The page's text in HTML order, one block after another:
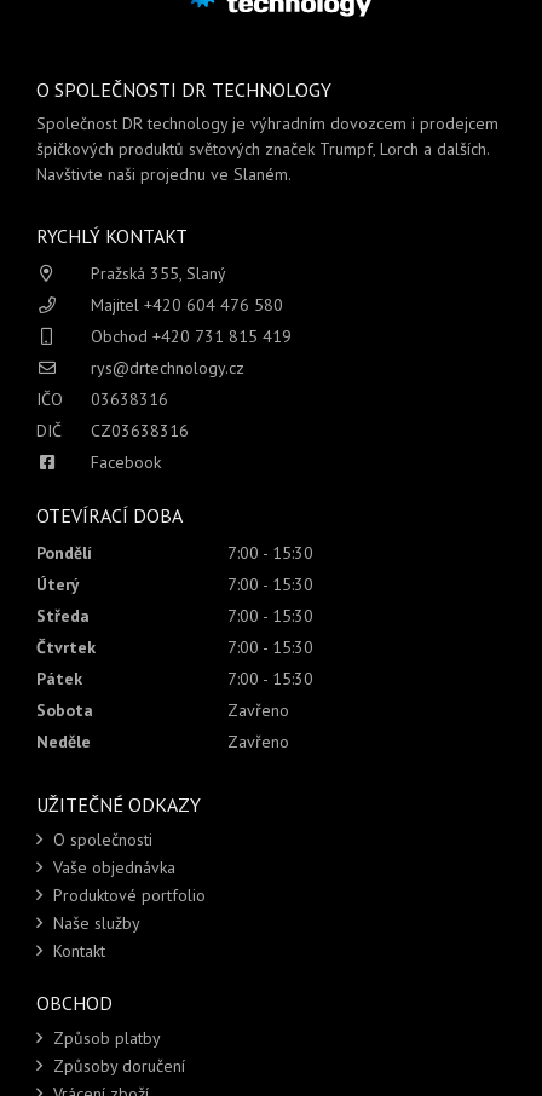
O SPOLEČNOSTI DR TECHNOLOGY
Společnost DR technology je výhradním dovozcem i prodejcem
špičkových produktů světových značek Trumpf, Lorch a dalších.
Navštivte naši projednu ve Slaném.
RYCHLÝ KONTAKT
Pražská 355, Slaný
Majitel +420 604 476 580
Obchod +420 731 815 419
rys@drtechnology.cz
IČO
03638316
DIČ
CZ03638316
Facebook
OTEVÍRACÍ DOBA
Pondělí
7:00 - 15:30
Úterý
7:00 - 15:30
Středa
7:00 - 15:30
Čtvrtek
7:00 - 15:30
Pátek
7:00 - 15:30
Sobota
Zavřeno
Neděle
Zavřeno
UŽITEČNÉ ODKAZY
O společnosti
Vaše objednávka
Produktové portfolio
Naše služby
Kontakt
OBCHOD
Způsob platby
Způsoby doručení